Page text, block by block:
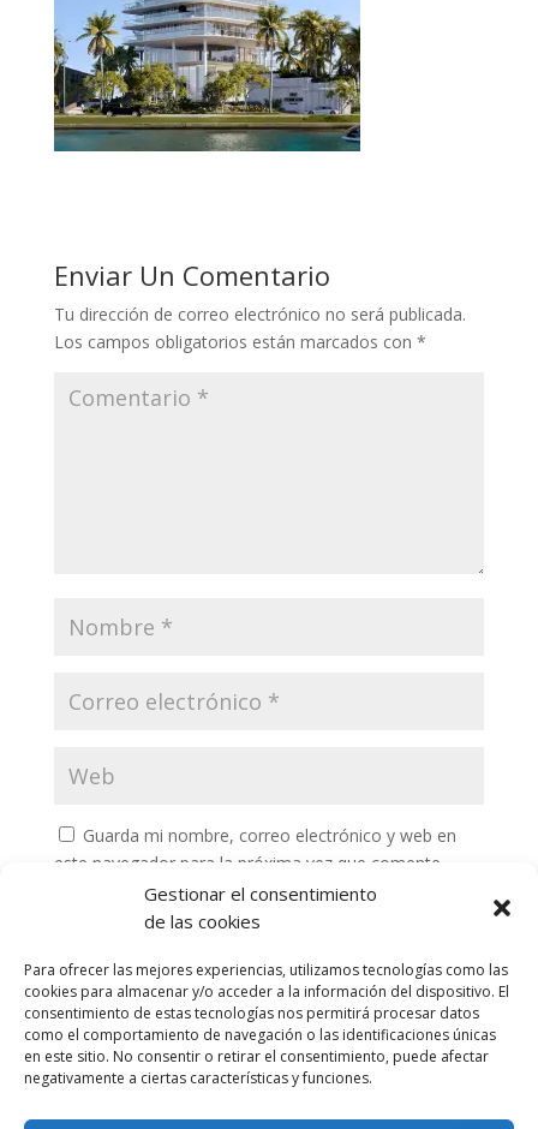
Gestionar el consentimiento
de las cookies
Para ofrecer las mejores experiencias, utilizamos tecnologías como las
cookies para almacenar y/o acceder a la información del dispositivo. El
consentimiento de estas tecnologías nos permitirá procesar datos
como el comportamiento de navegación o las identificaciones únicas
en este sitio. No consentir o retirar el consentimiento, puede afectar
negativamente a ciertas características y funciones.
Enviar Un Comentario
Tu dirección de correo electrónico no será publicada.
Los campos obligatorios están marcados con *
Guarda mi nombre, correo electrónico y web en
este navegador para la próxima vez que comente.